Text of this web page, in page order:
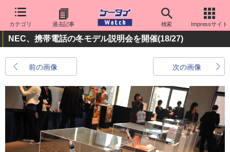
カテゴリ 過去記事 検索 Impressサイト
NEC、携帯電話の冬モデル説明会を開催(18/27)
前の画像 次の画像